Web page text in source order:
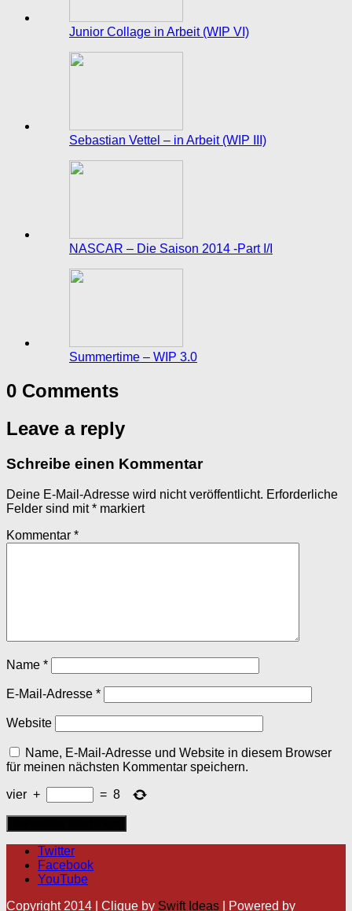
Junior Collage in Arbeit (WIP VI)
Sebastian Vettel – in Arbeit (WIP III)
NASCAR – Die Saison 2014 -Part I/I
Summertime – WIP 3.0
0 Comments
Leave a reply
Schreibe einen Kommentar
Deine E-Mail-Adresse wird nicht veröffentlicht. Erforderliche
Felder sind mit* markiert
Kommentar *
Name *
E-Mail-Adresse *
Website
Name, E-Mail-Adresse und Website in diesem Browser
für meinen nächsten Kommentar speichern.
vier + = 8
Twitter
Facebook
YouTube
Copyright 2014 | Clique by Swift Ideas | Powered by